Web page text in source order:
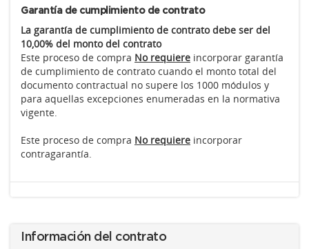
Garantía de cumplimiento de contrato
La garantía de cumplimiento de contrato debe ser del
10,00% del monto del contrato
Este proceso de compra No requiere incorporar garantía
de cumplimiento de contrato cuando el monto total del
documento contractual no supere los 1000 módulos y
para aquellas excepciones enumeradas en la normativa
vigente.
Este proceso de compra No requiere incorporar
contragarantía.
Información del contrato